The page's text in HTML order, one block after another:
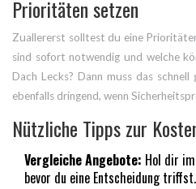
Prioritäten setzen
Zuallererst solltest du eine
sind sofort notwendig und welche
Dach Lecks? Dann muss das
ebenfalls dringend, wenn
Nützliche Tipps zur
Vergleiche Angebote: Hol dir
bevor du eine Entscheidung